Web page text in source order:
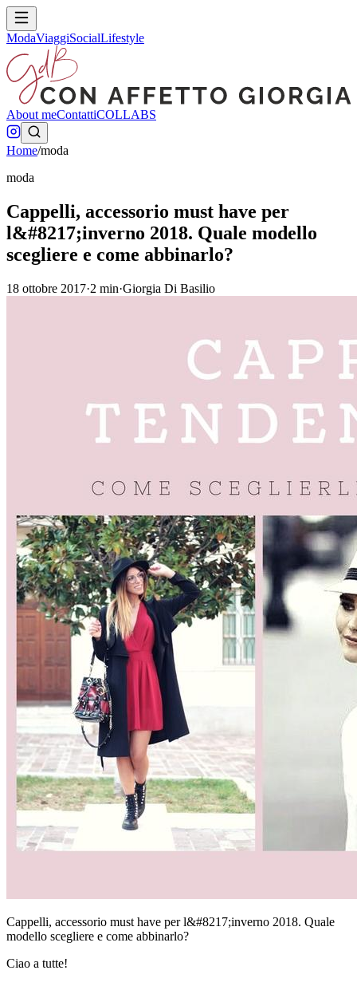
ModaViaggiSocialLifestyle
About meContattiCOLLABS
Home/moda
moda
Cappelli, accessorio must have per
l&#8217;inverno 2018. Quale modello
scegliere e come abbinarlo?
18 ottobre 2017·2 min·Giorgia Di Basilio
Cappelli, accessorio must have per l&#8217;inverno 2018. Quale
modello scegliere e come abbinarlo?
Ciao a tutte!